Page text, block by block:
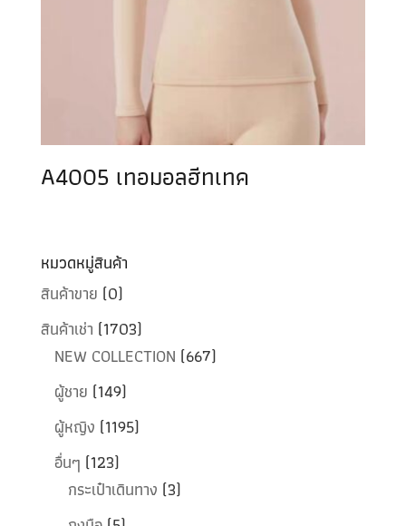
A4005 เทอมอลฮีทเทค
หมวดหมู่สินค้า
สินค้าขาย (0)
สินค้าเช่า (1703)
NEW COLLECTION (667)
ผู้ชาย (149)
ผู้หญิง (1195)
อื่นๆ (123)
กระเป๋าเดินทาง (3)